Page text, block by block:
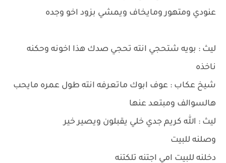
عنودي ومتهور ومايخاف ويمشي بزود اخو وجده
ليث : بويه شتحجي انته تحجي صدك هذا اخونه وحكنه
ناخذه
شيخ عكاب : عوف ابوك ماتعرفه انته طول عمره مايحب
هالسوالف ومبتعد عنها
ليث : الله كريم جدي خلي يقبلون ويصير خير
وصلنه للبيت
دخلنه للبيت امي اجتنه تلكتنه